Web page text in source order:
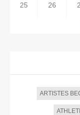
25 26
ARTISTES